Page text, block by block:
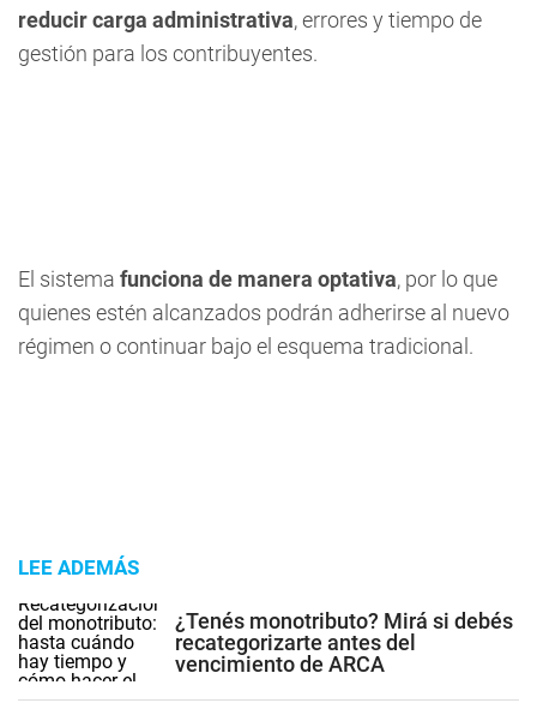
reducir carga administrativa, errores y tiempo de
gestión para los contribuyentes.
El sistema funciona de manera optativa, por lo que
quienes estén alcanzados podrán adherirse al nuevo
régimen o continuar bajo el esquema tradicional.
LEE ADEMÁS
¿Tenés monotributo? Mirá si debés
recategorizarte antes del
vencimiento de ARCA